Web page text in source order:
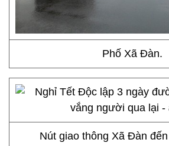
Phố Xã Đàn.
Nút giao thông Xã Đàn